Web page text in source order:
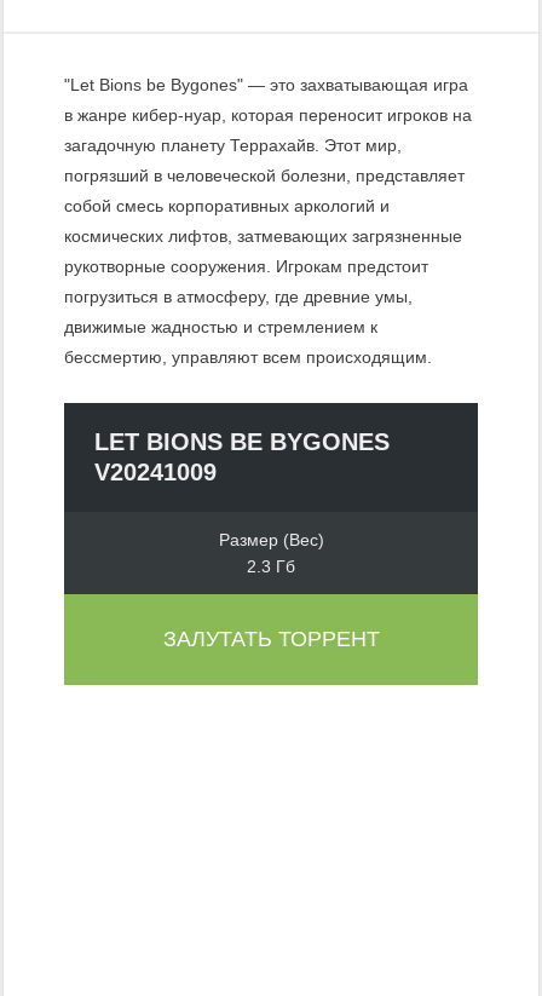
"Let Bions be Bygones" — это захватывающая игра
в жанре кибер-нуар, которая переносит игроков на
загадочную планету Террахайв. Этот мир,
погрязший в человеческой болезни, представляет
собой смесь корпоративных аркологий и
космических лифтов, затмевающих загрязненные
рукотворные сооружения. Игрокам предстоит
погрузиться в атмосферу, где древние умы,
движимые жадностью и стремлением к
бессмертию, управляют всем происходящим.
LET BIONS BE BYGONES
V20241009
Размер (Вес)
2.3 Гб
ЗАЛУТАТЬ ТОРРЕНТ